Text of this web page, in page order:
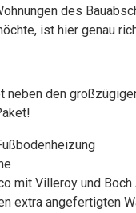
des
ist hier genau
neben den
mit Villeroy und
extra angefertigten